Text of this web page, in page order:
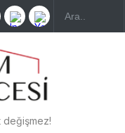
değişmez!